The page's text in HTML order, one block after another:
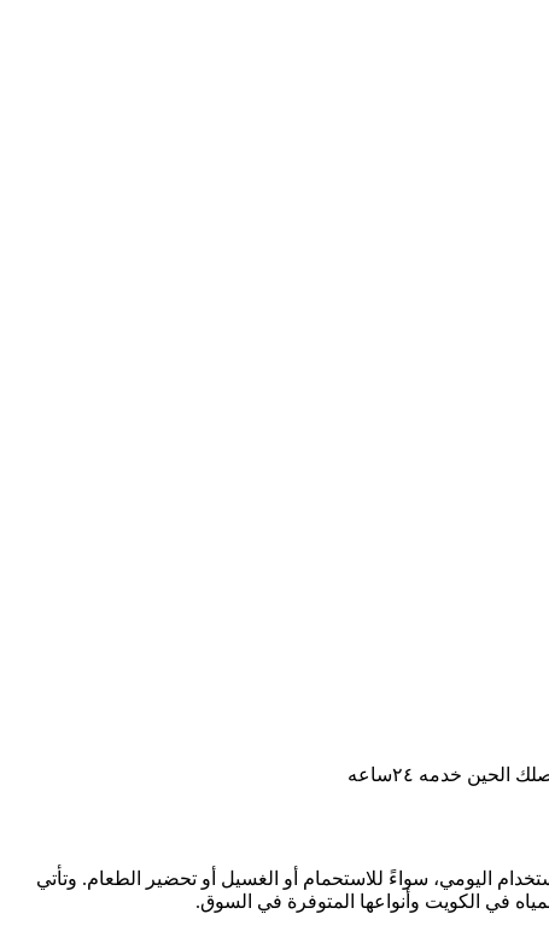
خدمه ٢٤ساعه
اليومي، سواءً للاستحمام أو الغسيل أو تحضير الطعام. وتأتي
في الكويت وأنواعها المتوفرة في السوق.